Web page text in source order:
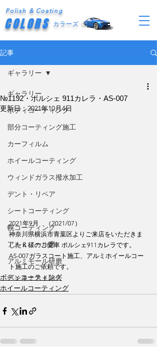
Polish & Coating
COLORS カラーズ
記事
ギャラリー
ボディコーティング
部分コーティング施工
カーフィルム
ホイールコーティング
ウィンドガラス撥水加工
デント・リペア
シートコーティング
幌コーティング
アルミノール磨
アルミモール研磨
ペンキミスト除去
ギャラリー
№1192・ポルシェ 911カレラ・AS-007
更新日：2021年10月4日
2021年9月　（2021/07）
神奈川県横浜市青葉区よりご来店をいただきま
したＫ様のご愛車 ポルシェ911カレラです。
AS-007ガラスコート施工、アルミホイールコー
ト施工のご依頼です。
ボディコーティング
ホイールコーティング